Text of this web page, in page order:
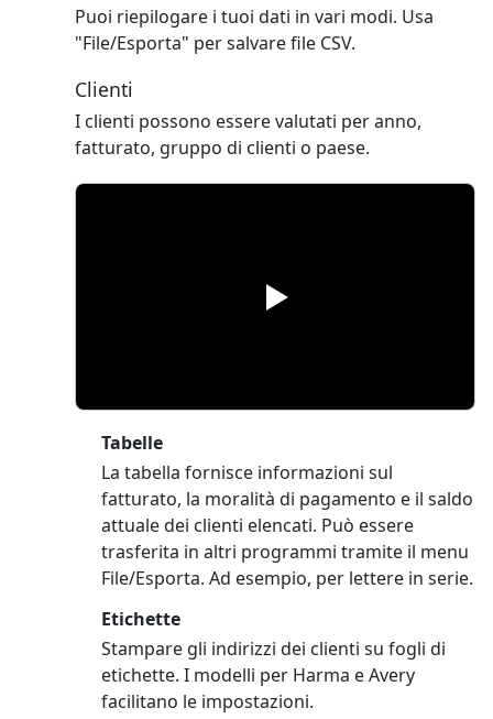
Puoi riepilogare i tuoi dati in vari modi. Usa
"File/Esporta" per salvare file CSV.
Clienti
I clienti possono essere valutati per anno,
fatturato, gruppo di clienti o paese.
Tabelle
La tabella fornisce informazioni sul
fatturato, la moralità di pagamento e il saldo
attuale dei clienti elencati. Può essere
trasferita in altri programmi tramite il menu
File/Esporta. Ad esempio, per lettere in serie.
Etichette
Stampare gli indirizzi dei clienti su fogli di
etichette. I modelli per Harma e Avery
facilitano le impostazioni.